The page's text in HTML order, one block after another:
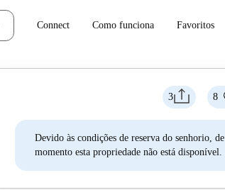
Connect Como funciona Favoritos
3 8
Devido às condições de reserva do senhorio, de
momento esta propriedade não está disponível.